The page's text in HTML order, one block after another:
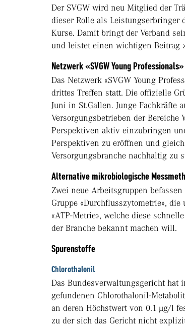
Der SVGW wird neu Mitglied der
dieser Rolle als Leistungserbringer
Kurse. Damit bringt der Verband
und leistet einen wichtigen Beitrag
Netzwerk «SVGW Young Professionals»
Das Netzwerk «SVGW Young
drittes Treffen statt. Die offizielle
Juni in St.Gallen. Junge Fachkräfte
Versorgungsbetrieben der Bereiche
Perspektiven aktiv einzubringen
Perspektiven zu eröffnen und
Versorgungsbranche nachhaltig zu
Alternative mikrobiologische
Zwei neue Arbeitsgruppen
Gruppe «Durchflusszytometrie»,
«ATP-Metrie», welche diese
der Branche bekannt machen will.
Spurenstoffe
Chlorothalonil
Das Bundesverwaltungsgericht hat
gefundenen Chlorothalonil-
an deren Höchstwert von 0.1 µg/l
zu der sich das Gericht nicht